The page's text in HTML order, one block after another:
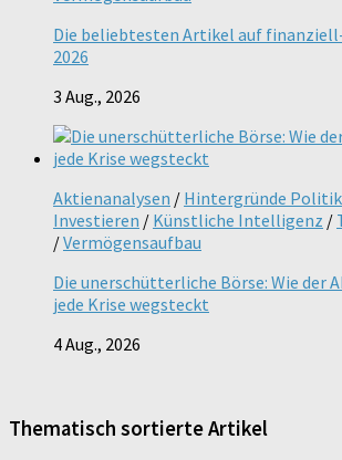
Die beliebtesten Artikel auf
2026
3 Aug., 2026
Aktienanalysen / Hintergründe Politik
Investieren / Künstliche Intelligenz /
/Vermögensaufbau
Die unerschütterliche Börse: Wie der
jede Krise wegsteckt
4 Aug., 2026
Thematisch sortierte Artikel